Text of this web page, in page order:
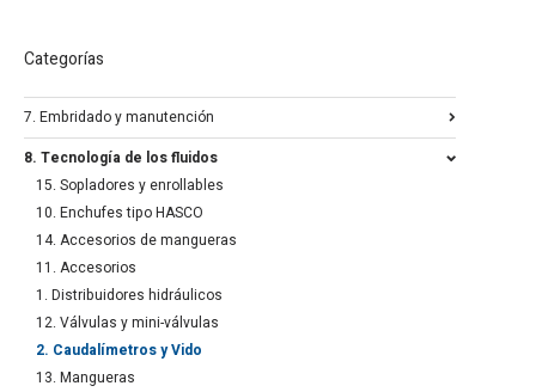
Categorías
7. Embridado y manutención
8. Tecnología de los fluidos
15. Sopladores y enrollables
10. Enchufes tipo HASCO
14. Accesorios de mangueras
11. Accesorios
1. Distribuidores hidráulicos
12. Válvulas y mini-válvulas
2. Caudalímetros y Vido
13. Mangueras